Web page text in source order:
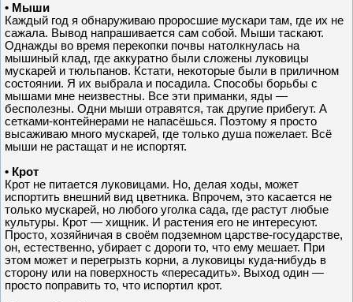
• Мыши
Каждый год я обнаруживаю проросшие мускари там, где их не
сажала. Вывод напрашивается сам собой. Мыши таскают.
Однажды во время перекопки почвы натолкнулась на
мышиный клад, где аккуратно были сложены луковицы
мускарей и тюльпанов. Кстати, некоторые были в приличном
состоянии. Я их выбрала и посадила. Способы борьбы с
мышами мне неизвестны. Все эти приманки, яды —
бесполезны. Одни мыши отравятся, так другие прибегут. А
сетками-контейнерами не напасёшься. Поэтому я просто
высаживаю много мускарей, где только душа пожелает. Всё
мыши не растащат и не испортят.
• Крот
Крот не питается луковицами. Но, делая ходы, может
испортить внешний вид цветника. Впрочем, это касается не
только мускарей, но любого уголка сада, где растут любые
культуры. Крот — хищник. И растения его не интересуют.
Просто, хозяйничая в своём подземном царстве-государстве,
он, естественно, убирает с дороги то, что ему мешает. При
этом может и перегрызть корни, а луковицы куда-нибудь в
сторону или на поверхность «пересадить». Выход один —
просто поправить то, что испортил крот.